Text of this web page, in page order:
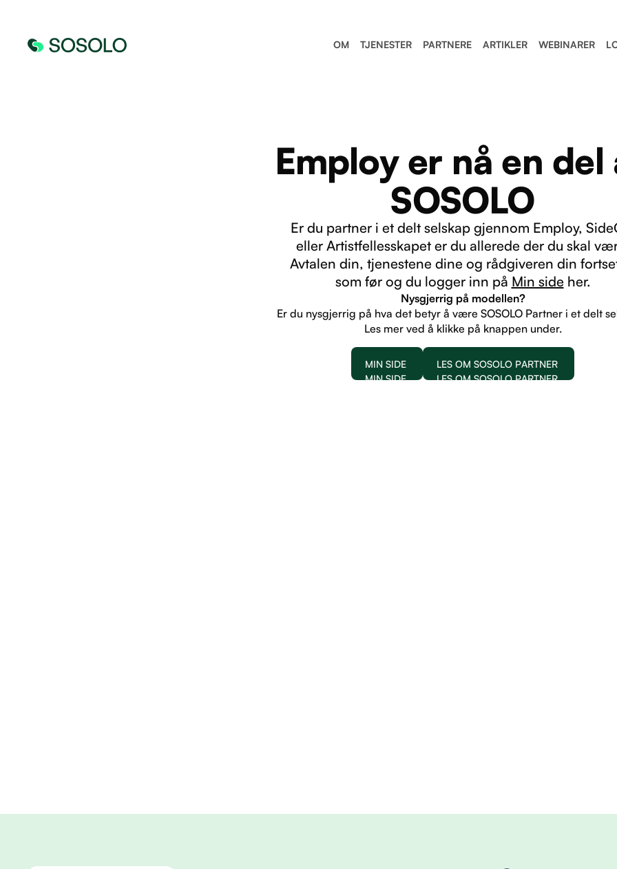
OM TJENESTER PARTNERE ARTIKLER WEBINARER
Employ er nå en del
SOSOLO
Er du partner i et delt selskap gjennom Employ,
eller Artistfellesskapet er du allerede der du skal
Avtalen din, tjenestene dine og rådgiveren din
som før og du logger inn på Min side her.
Nysgjerrig på modellen?
Er du nysgjerrig på hva det betyr å være SOSOLO Partner i et delt
Les mer ved å klikke på knappen under.
MIN SIDE
MIN SIDE
LES OM SOSOLO PARTNER
LES OM SOSOLO PARTNER